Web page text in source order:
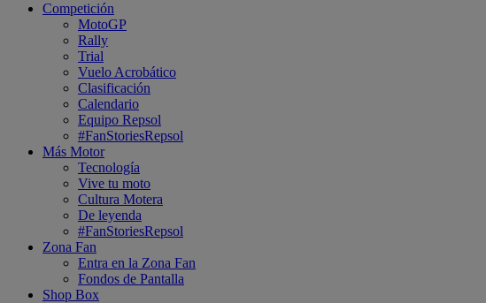
Competición
MotoGP
Rally
Trial
Vuelo Acrobático
Clasificación
Calendario
Equipo Repsol
#FanStoriesRepsol
Más Motor
Tecnología
Vive tu moto
Cultura Motera
De leyenda
#FanStoriesRepsol
Zona Fan
Entra en la Zona Fan
Fondos de Pantalla
Shop Box